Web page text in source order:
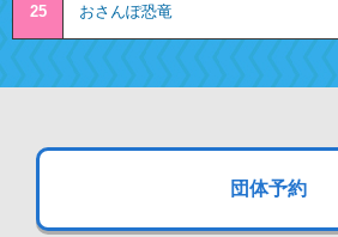
25 おさんぽ恐竜
団体予約